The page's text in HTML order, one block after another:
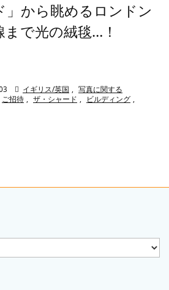
」から眺めるロンドン
で光の絨毯…！
 イギリス/英国 , 写真に関する
ご招待 , ザ・シャード , ビルディング ,